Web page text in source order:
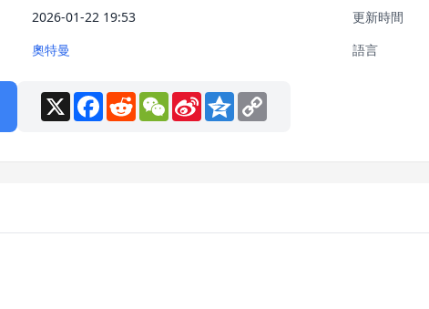
2026-01-22 19:53 更新時間
奧特曼 語言
X Facebook
RedditWeChat
Sina
Weibo
Qzone